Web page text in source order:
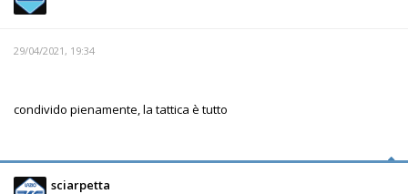
29/04/2021, 19:34
condivido pienamente, la tattica è tutto
sciarpetta